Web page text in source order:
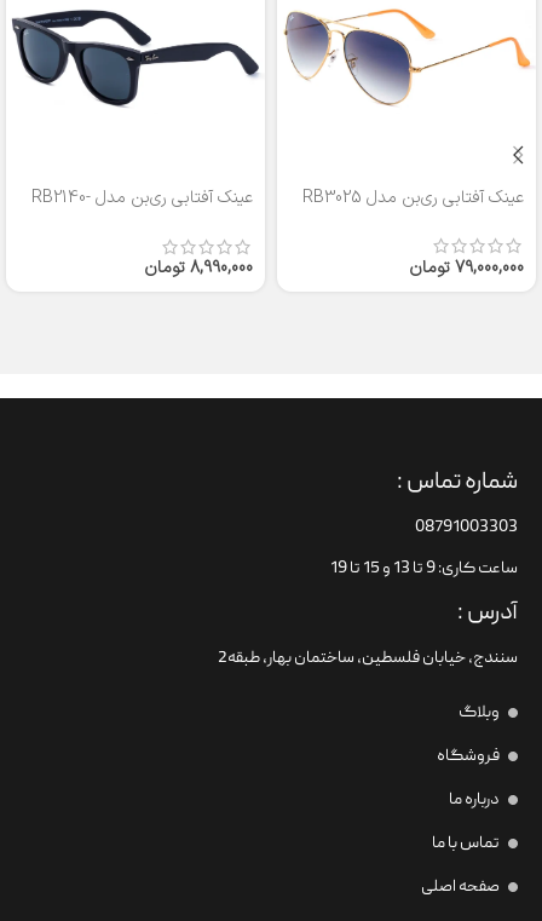
عینک آفتابی ری‌بن مدل RB3025
79,000,000تومان
عینک آفتابی ری‌بن مدل RB2140-
8,990,000تومان
شماره تماس :
08791003303
ساعت کاری: 9 تا 13 و 15 تا 19
آدرس :
سنندج، خیابان فلسطین،‌ ساختمان بهار، طبقه2
وبلاگ
فروشگاه
درباره ما
تماس با ما
صفحه اصلی